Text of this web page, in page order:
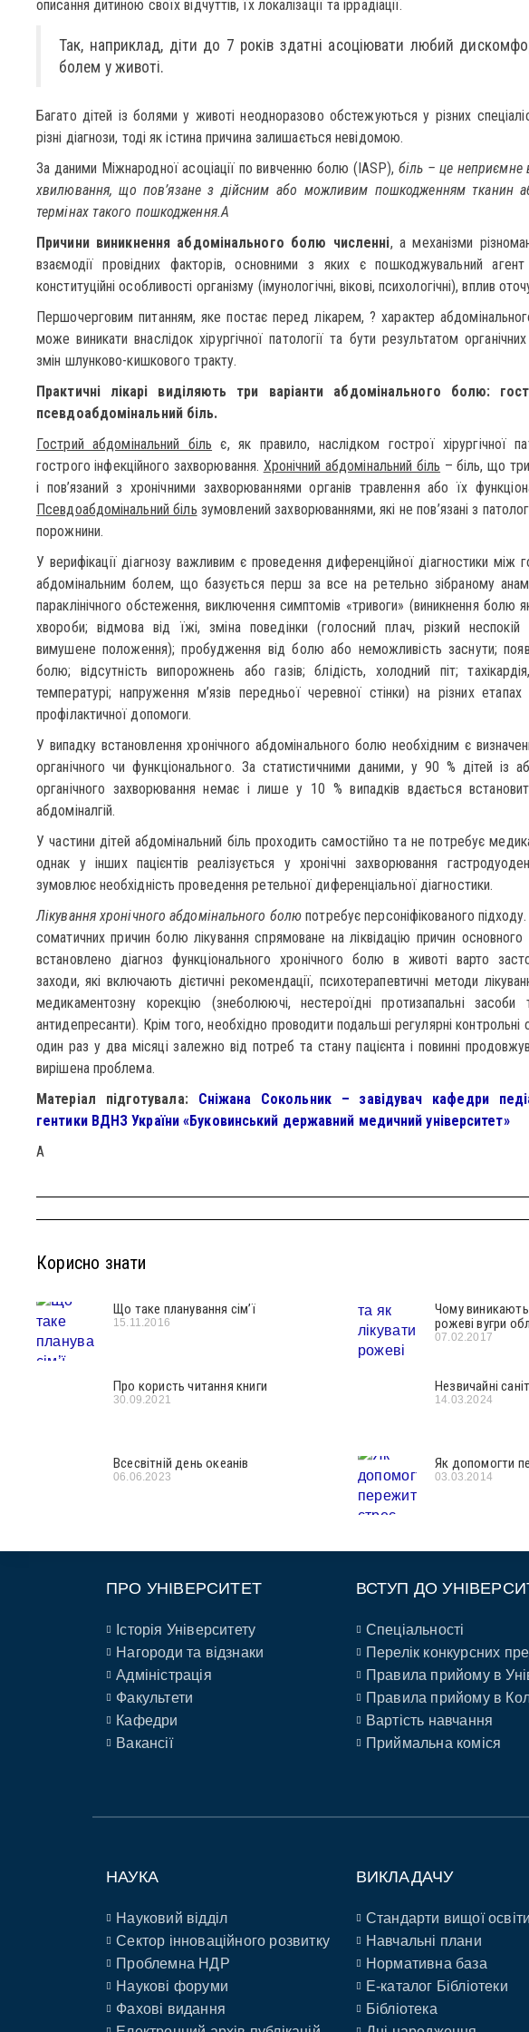
описання дитиною своїх відчуттів, їх локалізації та іррадіації.
Так, наприклад, діти до 7 років здатні асоціювати любий
болем у животі.
Багато дітей із болями у животі неодноразово обстежуються у різних
різні діагнози, тоді як істина причина залишається невідомою.
За даними Міжнародної асоціації по вивченню болю (IASP), біль – це неприємне
хвилювання, що пов’язане з дійсним або можливим пошкодженням тканин
термінах такого пошкодження.A
Причини виникнення абдомінального болю численні, а механізми
взаємодії провідних факторів, основними з яких є пошкоджувальний
конституційні особливості організму (імунологічні, вікові, психологічні), вплив
Першочерговим питанням, яке постає перед лікарем, ? характер
може виникати внаслідок хірургічної патології та бути результатом
змін шлунково-кишкового тракту.
Практичні лікарі виділяють три варіанти абдомінального болю:
псевдоабдомінальний біль.
Гострий абдомінальний біль є, як правило, наслідком гострої хірургічної
гострого інфекційного захворювання. Хронічний абдомінальний біль – біль, що
і пов’язаний з хронічними захворюваннями органів травлення або їх
Псевдоабдомінальний біль зумовлений захворюваннями, які не пов’язані з
порожнини.
У верифікації діагнозу важливим є проведення диференційної діагностики між
абдомінальним болем, що базується перш за все на ретельно зібраному
параклінічного обстеження, виключення симптомів «тривоги» (виникнення
хвороби; відмова від їжі, зміна поведінки (голосний плач, різкий
вимушене положення); пробудження від болю або неможливість заснути;
болю; відсутність випорожнень або газів; блідість, холодний піт;
температурі; напруження м’язів передньої черевної стінки) на різних етапах
профілактичної допомоги.
У випадку встановлення хронічного абдомінального болю необхідним є
органічного чи функціонального. За статистичними даними, у 90 % дітей із
органічного захворювання немає і лише у 10 % випадків вдається
абдоміналгій.
У частини дітей абдомінальний біль проходить самостійно та не потребує
однак у інших пацієнтів реалізується у хронічні захворювання
зумовлює необхідність проведення ретельної диференціальної діагностики.
Лікування хронічного абдомінального болю потребує персоніфікованого
соматичних причин болю лікування спрямоване на ліквідацію причин
встановлено діагноз функціонального хронічного болю в животі варто
заходи, які включають дієтичні рекомендації, психотерапевтичні методи
медикаментозну корекцію (знеболюючі, нестероїдні протизапальні засоби
антидепресанти). Крім того, необхідно проводити подальші регулярні
один раз у два місяці залежно від потреб та стану пацієнта і повинні
вирішена проблема.
Матеріал підготувала: Сніжана Сокольник – завідувач кафедри
гентики ВДНЗ України «Буковинський державний медичний університет»
A
Корисно знати
Що таке планування сім’ї
15.11.2016
Чому виникають
рожеві вугри
07.02.2017
Про користь читання книги
30.09.2021
Незвичайні
14.03.2024
Всесвітній день океанів
06.06.2023
Як допомогти
03.03.2014
ПРО УНІВЕРСИТЕТ
Історія Університету
Нагороди та відзнаки
Адміністрація
Факультети
Кафедри
Вакансії
ВСТУП ДО
Спеціальності
Перелік конкурсних
Правила прийому в
Правила прийому в
Вартість навчання
Приймальна коміся
НАУКА
Науковий відділ
Сектор інноваційного розвитку
Проблемна НДР
Наукові форуми
Фахові видання
ВИКЛАДАЧУ
Стандарти вищої освіти
Навчальні плани
Нормативна база
E-каталог Бібліотеки
Бібліотека